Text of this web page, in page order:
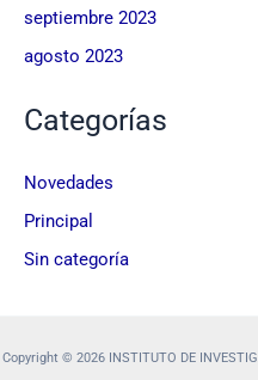
septiembre 2023
agosto 2023
Categorías
Novedades
Principal
Sin categoría
Copyright © 2026 INSTITUTO DE